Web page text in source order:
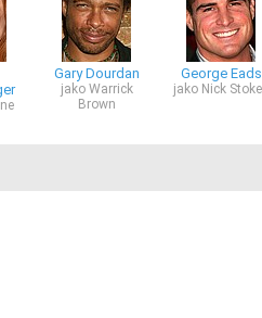
Gary Dourdan
jako Warrick
Brown
George Eads
jako Nick